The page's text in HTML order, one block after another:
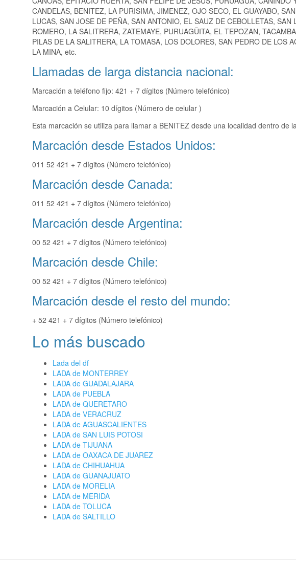
CANDELAS, BENITEZ, LA PURISIMA, JIMENEZ, OJO SECO, EL GUAYABO,
LUCAS, SAN JOSE DE PEÑA, SAN ANTONIO, EL SAUZ DE CEBOLLETAS,
ROMERO, LA SALITRERA, ZATEMAYE, PURUAGÜITA, EL TEPOZAN,
PILAS DE LA SALITRERA, LA TOMASA, LOS DOLORES, SAN PEDRO DE LOS
LA MINA, etc.
Llamadas de larga distancia nacional:
Marcación a teléfono fijo: 421 + 7 dígitos (Número telefónico)
Marcación a Celular: 10 dígitos (Número de celular )
Esta marcación se utiliza para llamar a BENITEZ desde una localidad dentro de
Marcación desde Estados Unidos:
011 52 421 + 7 dígitos (Número telefónico)
Marcación desde Canada:
011 52 421 + 7 dígitos (Número telefónico)
Marcación desde Argentina:
00 52 421 + 7 dígitos (Número telefónico)
Marcación desde Chile:
00 52 421 + 7 dígitos (Número telefónico)
Marcación desde el resto del mundo:
+ 52 421 + 7 dígitos (Número telefónico)
Lo más buscado
Lada del df
LADA de MONTERREY
LADA de GUADALAJARA
LADA de PUEBLA
LADA de QUERETARO
LADA de VERACRUZ
LADA de AGUASCALIENTES
LADA de SAN LUIS POTOSI
LADA de TIJUANA
LADA de OAXACA DE JUAREZ
LADA de CHIHUAHUA
LADA de GUANAJUATO
LADA de MORELIA
LADA de MERIDA
LADA de TOLUCA
LADA de SALTILLO